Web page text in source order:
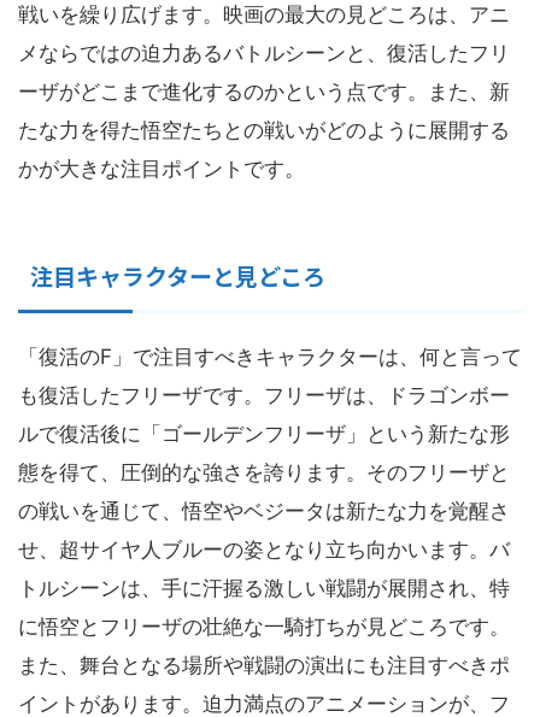
戦いを繰り広げます。映画の最大の見どころは、アニ
メならではの迫力あるバトルシーンと、復活したフリ
ーザがどこまで進化するのかという点です。また、新
たな力を得た悟空たちとの戦いがどのように展開する
かが大きな注目ポイントです。
注目キャラクターと見どころ
「復活のF」で注目すべきキャラクターは、何と言って
も復活したフリーザです。フリーザは、ドラゴンボー
ルで復活後に「ゴールデンフリーザ」という新たな形
態を得て、圧倒的な強さを誇ります。そのフリーザと
の戦いを通じて、悟空やベジータは新たな力を覚醒さ
せ、超サイヤ人ブルーの姿となり立ち向かいます。バ
トルシーンは、手に汗握る激しい戦闘が展開され、特
に悟空とフリーザの壮絶な一騎打ちが見どころです。
また、舞台となる場所や戦闘の演出にも注目すべきポ
イントがあります。迫力満点のアニメーションが、フ